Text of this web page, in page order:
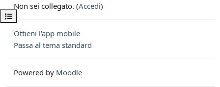
Apri indice del corso
Non sei collegato. (Accedi)
Ottieni l'app mobile
Passa al tema standard
Powered by Moodle